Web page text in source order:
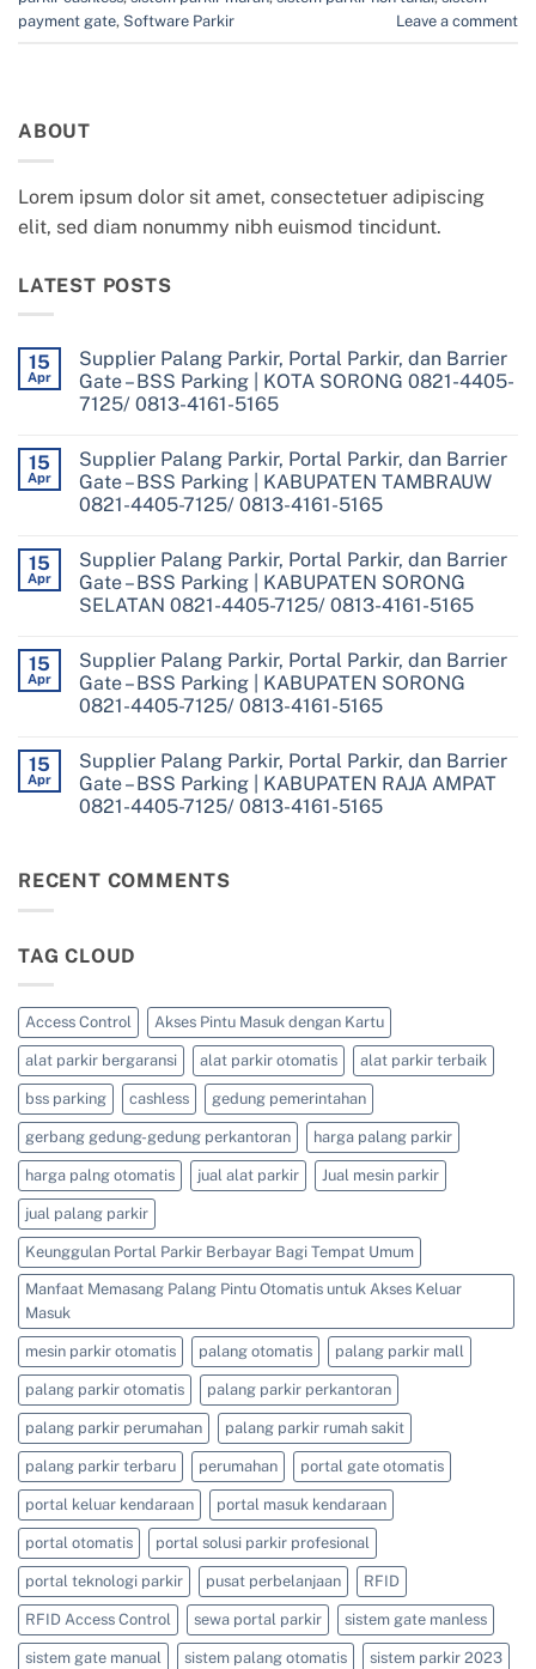
payment gate, Software Parkir Leave a comment
ABOUT
Lorem ipsum dolor sit amet, consectetuer adipiscing
elit, sed diam nonummy nibh euismod tincidunt.
LATEST POSTS
15
Apr
Supplier Palang Parkir, Portal Parkir, dan Barrier
Gate – BSS Parking | KOTA SORONG 0821-4405-
7125/ 0813-4161-5165
on
Supplier
Palang
Parkir,
dan
Barrier
Gate
–
BSS
KOTA
SORONG
0821-
4405-
4161-
5165
15
Apr
Supplier Palang Parkir, Portal Parkir, dan Barrier
Gate – BSS Parking | KABUPATEN TAMBRAUW
0821-4405-7125/ 0813-4161-5165
on
Supplier
Palang
Parkir,
dan
Barrier
Gate
–
BSS
KABUPATEN
TAMBRAUW
0821-
4405-
5165
15
Apr
Supplier Palang Parkir, Portal Parkir, dan Barrier
Gate – BSS Parking | KABUPATEN SORONG
SELATAN 0821-4405-7125/ 0813-4161-5165
on
Supplier
Palang
Parkir,
dan
Barrier
Gate
–
BSS
SORONG
0813-
15
Apr
Supplier Palang Parkir, Portal Parkir, dan Barrier
Gate – BSS Parking | KABUPATEN SORONG
0821-4405-7125/ 0813-4161-5165
on
Supplier
Palang
Parkir,
Barrier
Gate
|
KABUPATEN
4405-
7125/
0813-
4161-
5165
15
Apr
Supplier Palang Parkir, Portal Parkir, dan Barrier
Gate – BSS Parking | KABUPATEN RAJA AMPAT
0821-4405-7125/ 0813-4161-5165
Supplier
Palang
dan
BSS
Parking
|
KABUPATEN
RAJA
AMPAT
0821-
4405-
7125/
0813-
4161-
5165
RECENT COMMENTS
TAG CLOUD
Access Control Akses Pintu Masuk dengan Kartu
alat parkir bergaransi alat parkir otomatis alat parkir terbaik
bss parking cashless gedung pemerintahan
gerbang gedung-gedung perkantoran harga palang parkir
harga palng otomatis jual alat parkir Jual mesin parkir
jual palang parkir
Keunggulan Portal Parkir Berbayar Bagi Tempat Umum
Manfaat Memasang Palang Pintu Otomatis untuk Akses Keluar
Masuk
mesin parkir otomatis palang otomatis palang parkir mall
palang parkir otomatis palang parkir perkantoran
palang parkir perumahan palang parkir rumah sakit
palang parkir terbaru perumahan portal gate otomatis
portal keluar kendaraan portal masuk kendaraan
portal otomatis portal solusi parkir profesional
portal teknologi parkir pusat perbelanjaan RFID
RFID Access Control sewa portal parkir sistem gate manless
sistem gate manual sistem palang otomatis sistem parkir 2023